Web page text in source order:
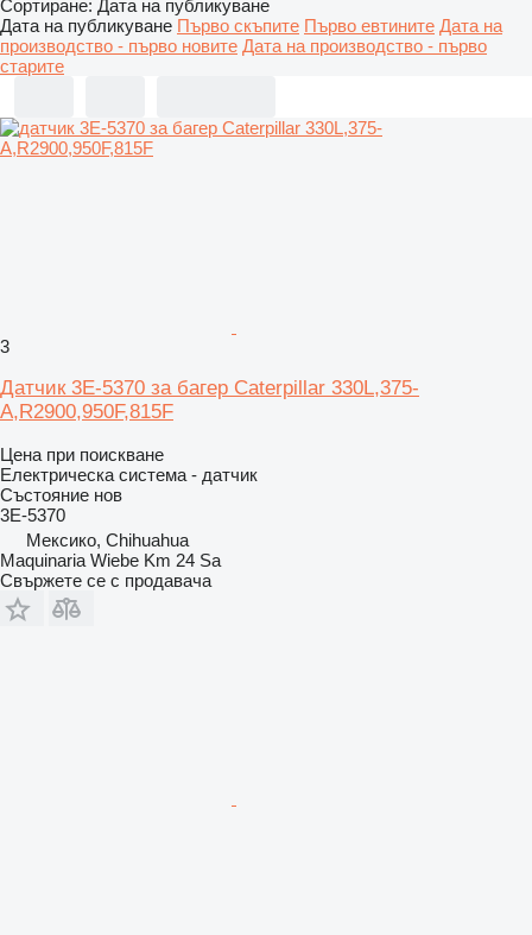
Сортиране: Дата на публикуване
Дата на публикуване Първо скъпите Първо евтините Дата на
производство - първо новите Дата на производство - първо
старите
3
Датчик 3E-5370 за багер Caterpillar 330L,375-
A,R2900,950F,815F
Цена при поискване
Електрическа система - датчик
Състояние нов
3E-5370
Мексико, Chihuahua
Maquinaria Wiebe Km 24 Sa
Свържете се с продавача